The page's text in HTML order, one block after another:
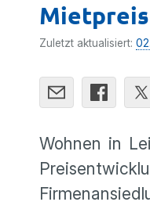
Zuletzt aktualisiert:
Wohnen in